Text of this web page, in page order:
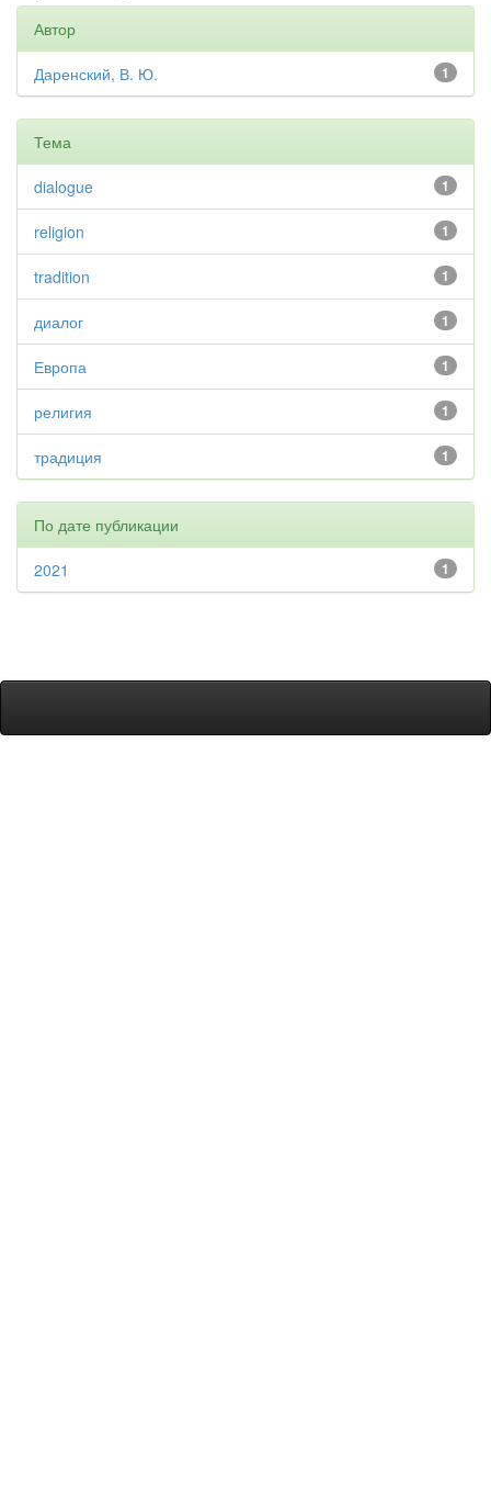
Автор
1
Даренский, В. Ю.
Тема
1
dialogue
1
religion
1
tradition
1
диалог
1
Европа
1
религия
1
традиция
По дате публикации
1
2021